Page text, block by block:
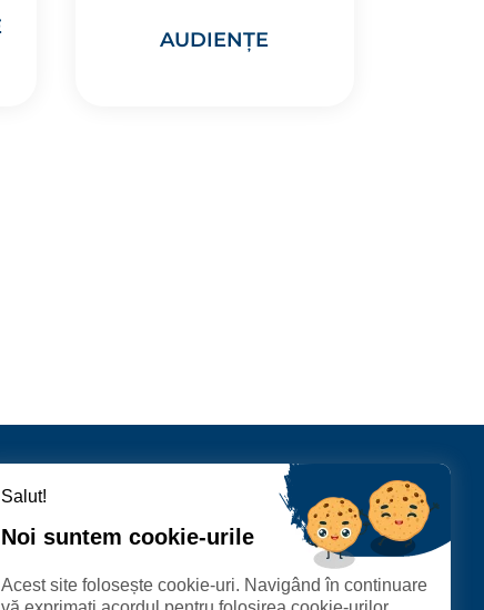
AUDIENȚE
Un proiect dezvoltat
de
Salut!
Noi suntem cookie-urile
Acest site folosește cookie-uri. Navigând în continuare